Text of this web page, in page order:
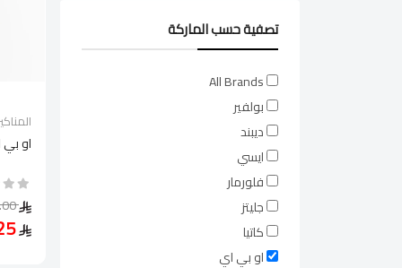
او
79.00
59.25
تصفية حسب الماركة
All Brands
بولفير
ديبند
ايسي
فلورمار
جليتز
كاتيا
او بي اي